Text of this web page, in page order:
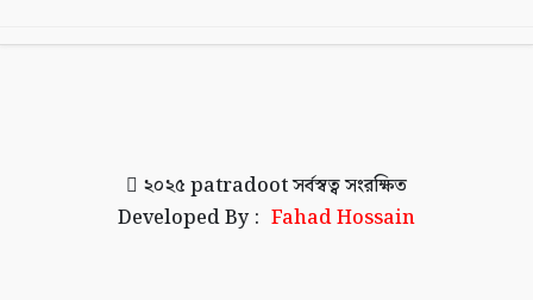
২০২৫ patradootসর্বস্বত্ব সংরক্ষিত
Developed By : Fahad Hossain